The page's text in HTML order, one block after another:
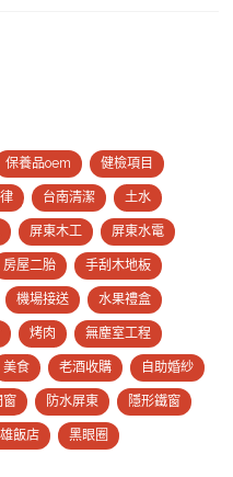
保養品oem 健檢項目
台南清潔 土水
屏東木工 屏東水電
房屋二胎 手刮木地板
機場接送 水果禮盒
烤肉 無塵室工程
美食 老酒收購 自助婚紗
窗 防水屏東 隱形鐵窗
飯店 黑眼圈